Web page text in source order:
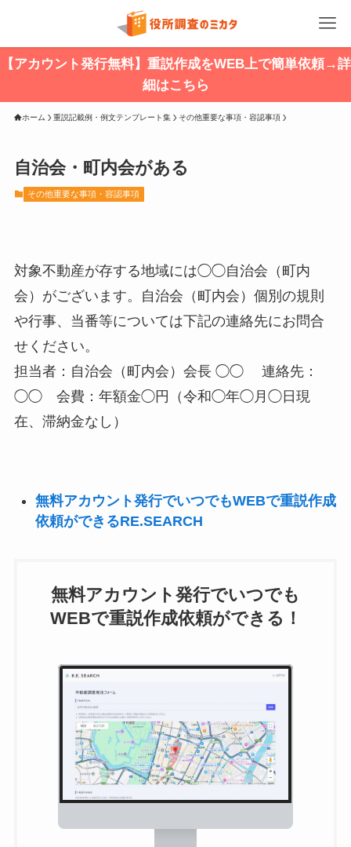
【アカウント発行無料】重説作成をWEB上で簡単依頼→詳
細はこちら
ホーム 重説記載例・例文テンプレート集 その他重要な事項・容認事項
自治会・町内会がある
その他重要な事項・容認事項
対象不動産が存する地域には◯◯自治会（町内
会）がございます。自治会（町内会）個別の規則
や行事、当番等については下記の連絡先にお問合
せください。
担当者：自治会（町内会）会長 ◯◯ 連絡先：
◯◯ 会費：年額金◯円（令和◯年◯月◯日現
在、滞納金なし）
無料アカウント発行でいつでもWEBで重説作成
依頼ができるRE.SEARCH
無料アカウント発行でいつでも
WEBで重説作成依頼ができる！